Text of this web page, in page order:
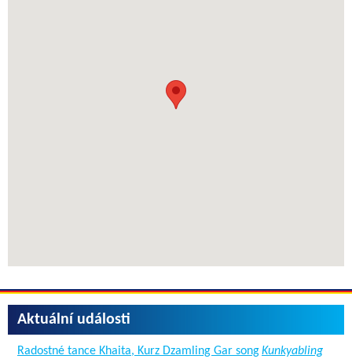
Aktuální události
Radostné tance Khaita, Kurz Dzamling Gar songKunkyabling